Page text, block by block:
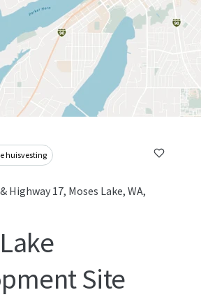
huisvesting
Highway 17, Moses Lake, WA,
Site